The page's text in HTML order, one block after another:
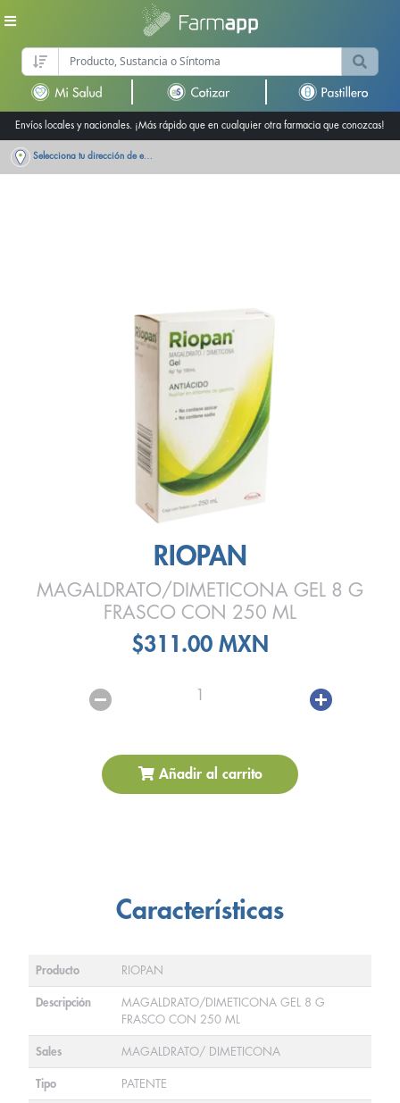
Envíos locales y nacionales. ¡Más rápido que en cualquier otra farmacia que conozcas!
Selecciona tu dirección de entrega
RIOPAN
MAGALDRATO/DIMETICONA GEL 8 G
FRASCO CON 250 ML
$311.00 MXN
1
Añadir al carrito
Características
Producto RIOPAN
Descripción
MAGALDRATO/DIMETICONA GEL 8 G
FRASCO CON 250 ML
Sales MAGALDRATO/ DIMETICONA
Tipo PATENTE